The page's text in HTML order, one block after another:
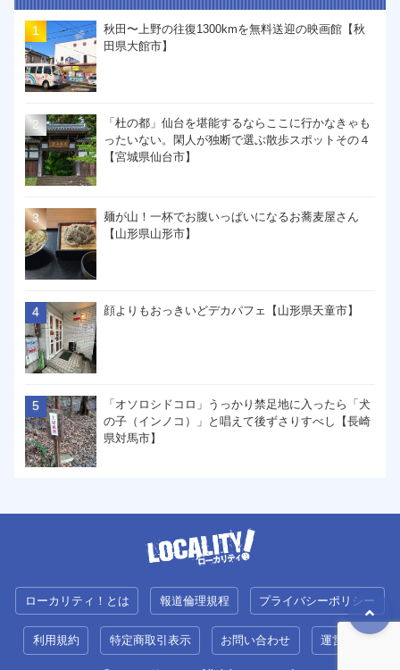
秋田〜上野の往復1300kmを無料送迎の映画館【秋
田県大館市】
「杜の都」仙台を堪能するならここに行かなきゃも
ったいない。閑人が独断で選ぶ散歩スポットその４
【宮城県仙台市】
麺が山！一杯でお腹いっぱいになるお蕎麦屋さん
【山形県山形市】
顔よりもおっきいどデカパフェ【山形県天童市】
「オソロシドコロ」うっかり禁足地に入ったら「犬
の子（インノコ）」と唱えて後ずさりすべし【長崎
県対馬市】
ローカリティ！とは 報道倫理規程 プライバシーポリシー
利用規約 特定商取引表示 お問い合わせ 運営会社